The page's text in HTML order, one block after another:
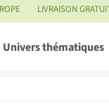
LIVRAISON
Univers thématiques